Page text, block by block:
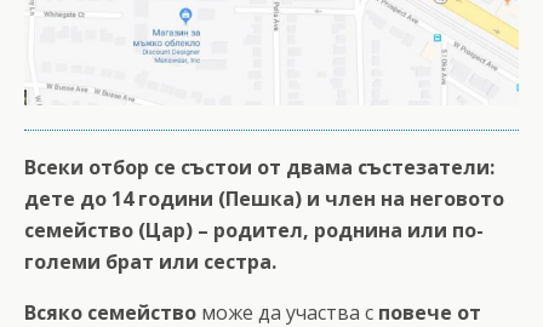
Всеки отбор се състои от двама състезатели:
дете до 14 години (Пешка) и член на неговото
семейство (Цар) – родител, роднина или по-
големи брат или сестра.
Всяко семейство може да участва с повече от